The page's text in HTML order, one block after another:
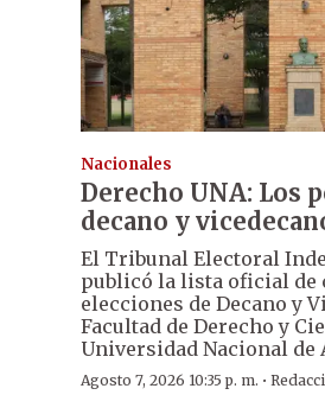
Nacionales
Derecho UNA: Los
decano y
El Tribunal Electoral
publicó la lista oficial de
elecciones de Decano y
Facultad de Derecho y
Universidad Nacional de
Agosto 7, 2026 10:35 p. m. ·